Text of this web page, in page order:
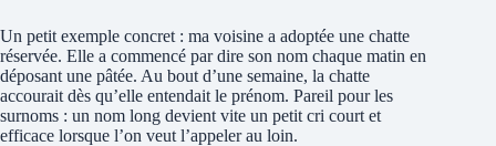
Un petit exemple concret : ma voisine a adoptée une chatte
réservée. Elle a commencé par dire son nom chaque matin en
déposant une pâtée. Au bout d’une semaine, la chatte
accourait dès qu’elle entendait le prénom. Pareil pour les
surnoms : un nom long devient vite un petit cri court et
efficace lorsque l’on veut l’appeler au loin.